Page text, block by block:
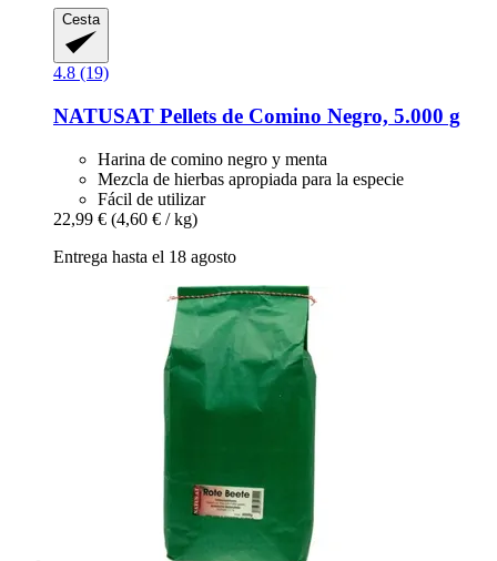
Cesta
4.8 (19)
NATUSAT Pellets de Comino Negro, 5.000 g
Harina de comino negro y menta
Mezcla de hierbas apropiada para la especie
Fácil de utilizar
22,99 € (4,60 € / kg)
Entrega hasta el 18 agosto